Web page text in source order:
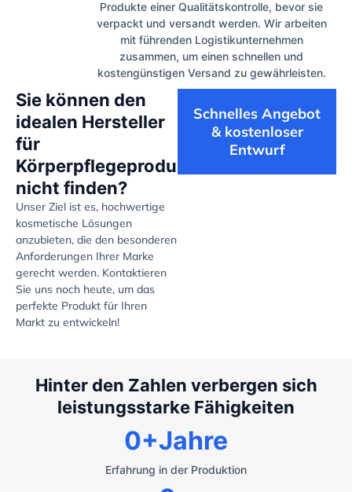
Produkte einer Qualitätskontrolle, bevor sie
verpackt und versandt werden. Wir arbeiten
mit führenden Logistikunternehmen
zusammen, um einen schnellen und
kostengünstigen Versand zu gewährleisten.
Sie können den
idealen Hersteller
für
Körperpflegeprodukte
nicht finden?
Unser Ziel ist es, hochwertige
kosmetische Lösungen
anzubieten, die den besonderen
Anforderungen Ihrer Marke
gerecht werden. Kontaktieren
Sie uns noch heute, um das
perfekte Produkt für Ihren
Markt zu entwickeln!
Schnelles Angebot
& kostenloser
Entwurf
Hinter den Zahlen verbergen sich
leistungsstarke Fähigkeiten
Erfahrung in der Produktion
0+Jahre